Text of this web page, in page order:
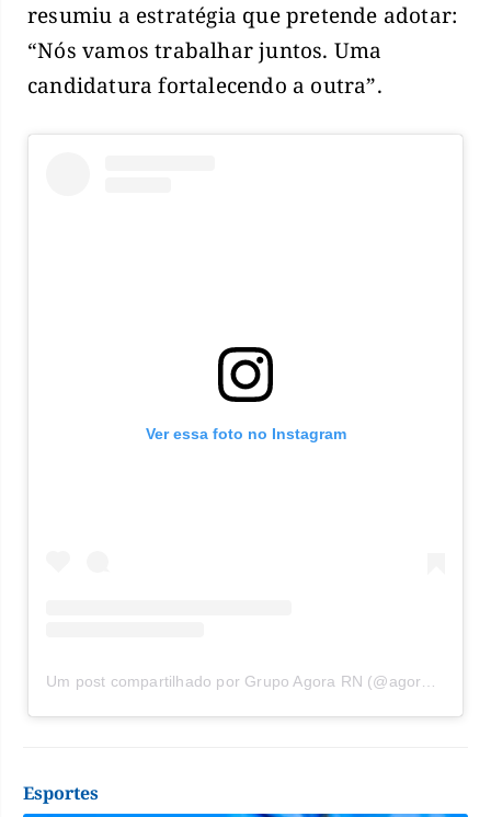
resumiu a estratégia que pretende adotar:
“Nós vamos trabalhar juntos. Uma
candidatura fortalecendo a outra”.
Ver essa foto no Instagram
Esportes